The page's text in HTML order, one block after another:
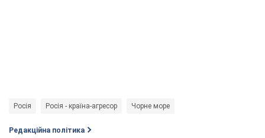
Росія Росія - країна-агресор Чорне море
Редакційна політика